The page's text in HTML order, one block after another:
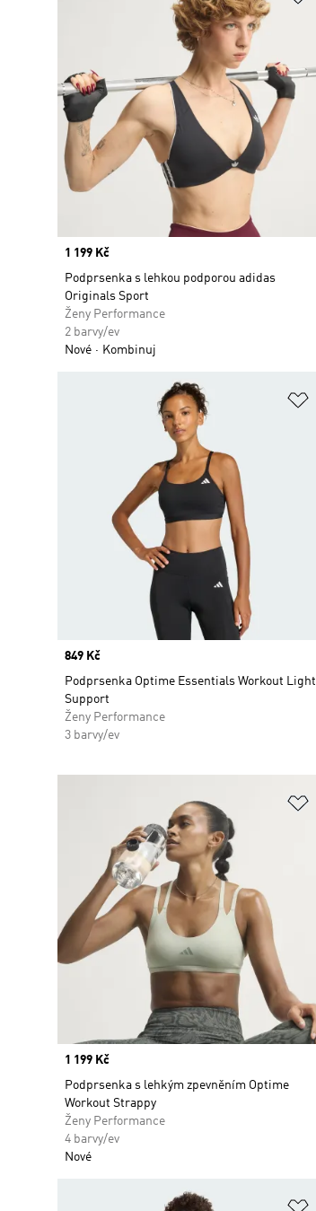
Price
1 199 Kč
Podprsenka s lehkou podporou adidas
Originals Sport
Ženy Performance
2 barvy/ev
Nové
Kombinuj
Price
849 Kč
Podprsenka Optime Essentials Workout Light
Support
Ženy Performance
3 barvy/ev
Price
1 199 Kč
Podprsenka s lehkým zpevněním Optime
Workout Strappy
Ženy Performance
4 barvy/ev
Nové